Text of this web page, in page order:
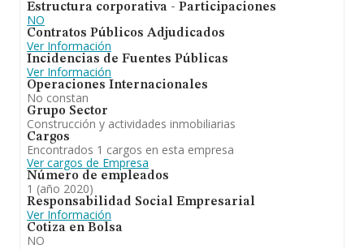
Estructura corporativa - Participaciones
NO
Contratos Públicos Adjudicados
Ver Información
Incidencias de Fuentes Públicas
Ver Información
Operaciones Internacionales
No constan
Grupo Sector
Construcción y actividades inmobiliarias
Cargos
Encontrados 1 cargos en esta empresa
Ver cargos de Empresa
Número de empleados
1 (año 2020)
Responsabilidad Social Empresarial
Ver Información
Cotiza en Bolsa
NO